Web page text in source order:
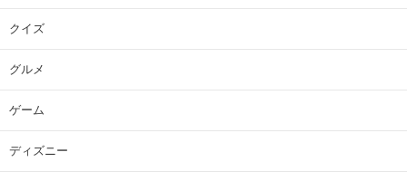
クイズ
グルメ
ゲーム
ディズニー